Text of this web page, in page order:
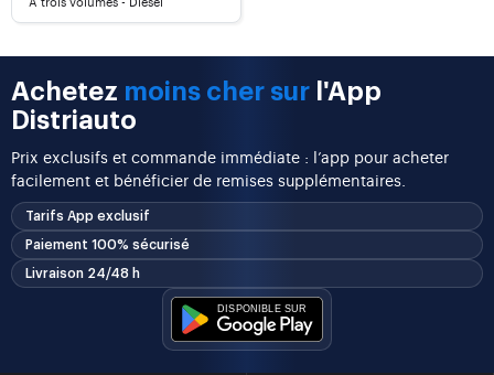
Achetez moins cher sur l'App
Distriauto
Prix exclusifs et commande immédiate : l’app pour acheter
facilement et bénéficier de remises supplémentaires.
Tarifs App exclusif
Paiement 100% sécurisé
Livraison 24/48 h